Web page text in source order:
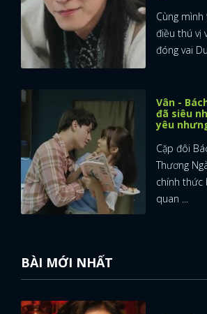
Cùng
điều thú vị
đóng vai
Vân -
đã siêu
yêu
Cặp đôi
Thương
chính thức
quan ...
BÀI MỚI NHẤT